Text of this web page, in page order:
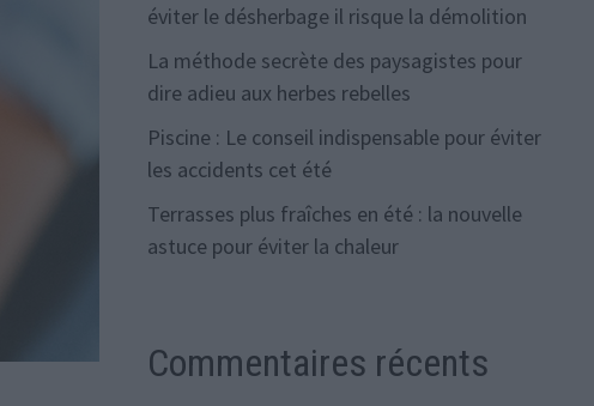
éviter le désherbage il risque la démolition
La méthode secrète des paysagistes pour
dire adieu aux herbes rebelles
Piscine : Le conseil indispensable pour éviter
les accidents cet été
Terrasses plus fraîches en été : la nouvelle
astuce pour éviter la chaleur
Commentaires récents